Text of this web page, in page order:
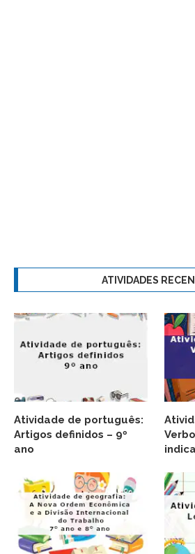
ATIVIDADES
Atividade de português:
Artigos definidos – 9º
ano